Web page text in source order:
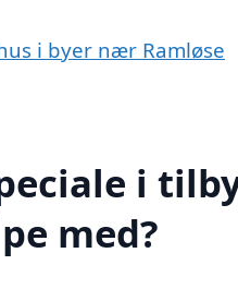
i byer nær Ramløse
i
med?